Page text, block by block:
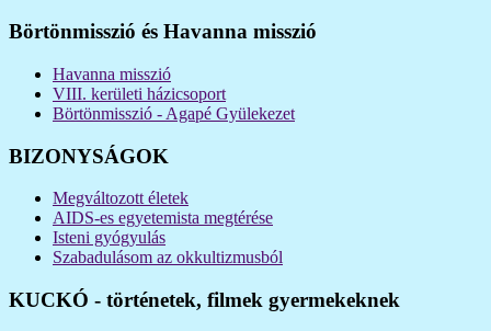
Börtönmisszió és Havanna misszió
Havanna misszió
VIII. kerületi házicsoport
Börtönmisszió - Agapé Gyülekezet
BIZONYSÁGOK
Megváltozott életek
AIDS-es egyetemista megtérése
Isteni gyógyulás
Szabadulásom az okkultizmusból
KUCKÓ - történetek, filmek gyermekeknek